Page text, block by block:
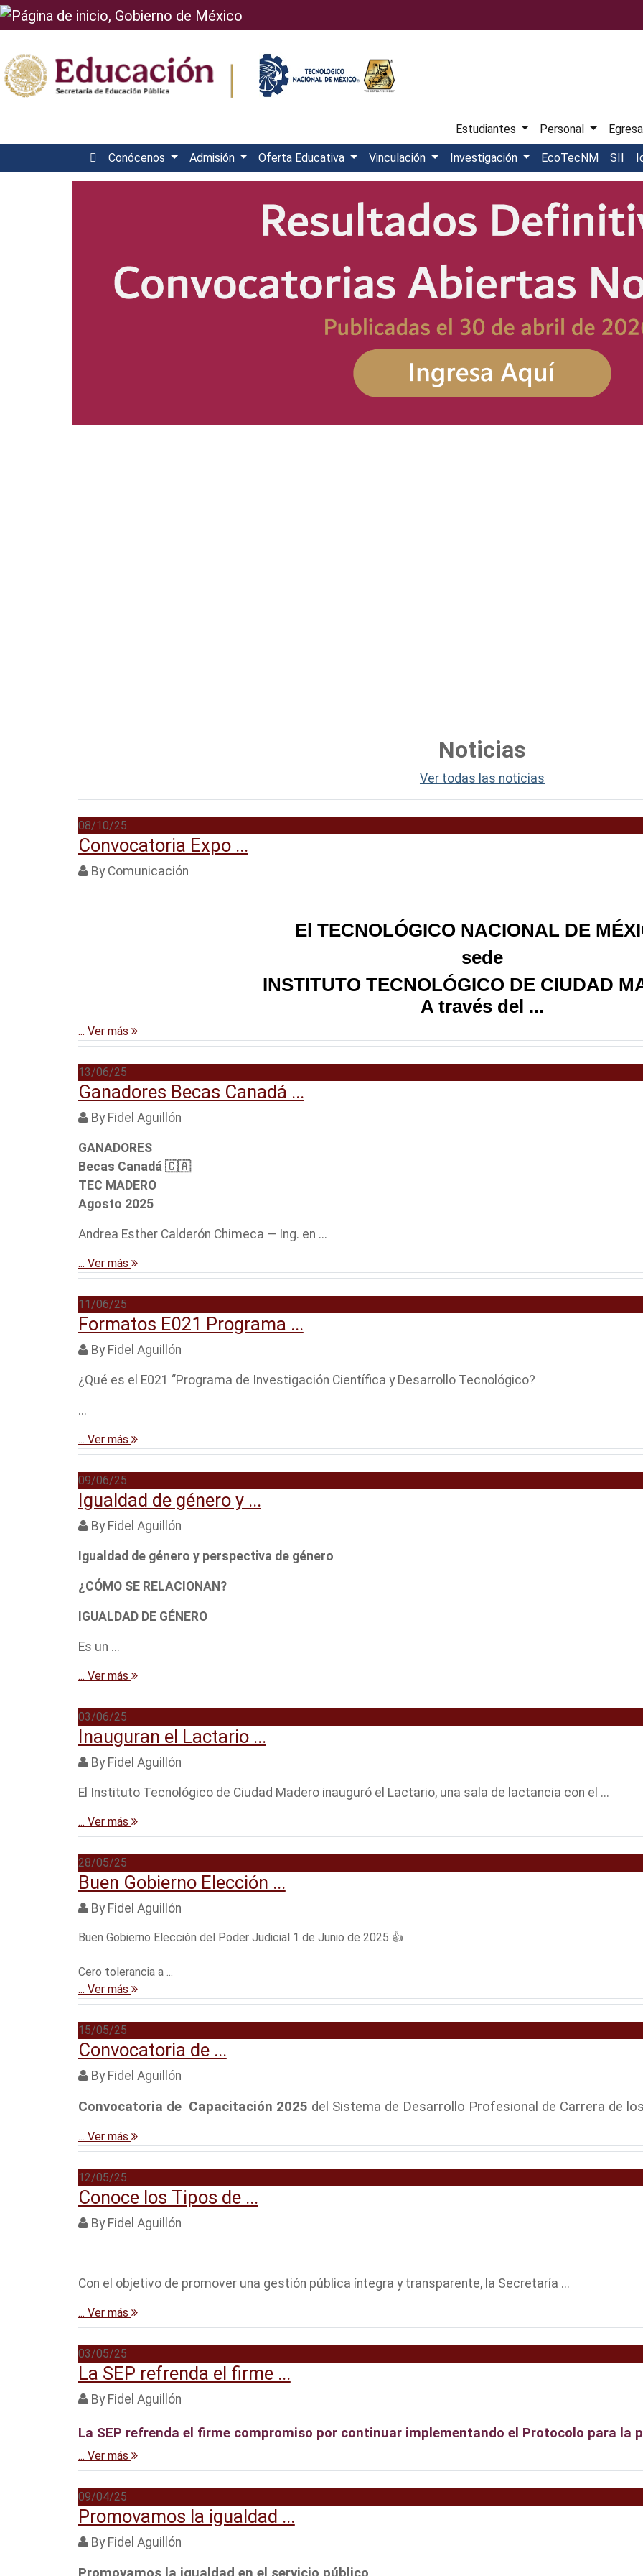
Estudiantes Personal
Conócenos Admisión Oferta Educativa Vinculación Investigación EcoTecNM SII
Noticias
Ver todas las noticias
08/10/25
Convocatoria Expo ...
By Comunicación
El TECNOLÓGICO NACIONAL DE
sede
INSTITUTO TECNOLÓGICO DE CIUDAD
A través del ...
... Ver más
13/06/25
Ganadores Becas Canadá ...
By Fidel Aguillón
GANADORES
Becas Canadá 🇨🇦
TEC MADERO
Agosto 2025
Andrea Esther Calderón Chimeca — Ing. en ...
... Ver más
11/06/25
Formatos E021 Programa ...
By Fidel Aguillón
¿Qué es el E021 “Programa de Investigación Científica y Desarrollo Tecnológico?
...
... Ver más
09/06/25
Igualdad de género y ...
By Fidel Aguillón
Igualdad de género y perspectiva de género
¿CÓMO SE RELACIONAN?
IGUALDAD DE GÉNERO
Es un ...
... Ver más
03/06/25
Inauguran el Lactario ...
By Fidel Aguillón
El Instituto Tecnológico de Ciudad Madero inauguró el Lactario, una sala de lactancia con el ...
... Ver más
28/05/25
Buen Gobierno Elección ...
By Fidel Aguillón
Buen Gobierno Elección del Poder Judicial 1 de Junio de 2025 👍
Cero tolerancia a ...
... Ver más
15/05/25
Convocatoria de ...
By Fidel Aguillón
Convocatoria de Capacitación 2025 del Sistema de Desarrollo Profesional de Carrera de
... Ver más
12/05/25
Conoce los Tipos de ...
By Fidel Aguillón
Con el objetivo de promover una gestión pública íntegra y transparente, la Secretaría ...
... Ver más
03/05/25
La SEP refrenda el firme ...
By Fidel Aguillón
La SEP refrenda el firme compromiso por continuar implementando el Protocolo para la
... Ver más
09/04/25
Promovamos la igualdad ...
By Fidel Aguillón